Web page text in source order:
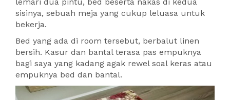
sisinya, sebuah meja yang cukup leluasa untuk
bekerja.
Bed yang ada di room tersebut, berbalut linen
bersih. Kasur dan bantal terasa pas empuknya
bagi saya yang kadang agak rewel soal keras atau
empuknya bed dan bantal.